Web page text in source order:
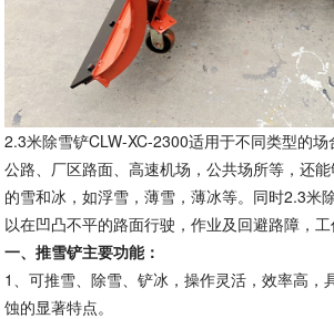
2.3米除雪铲CLW-XC-2300适用于不同类型的
公路、厂区路面、高速机场，公共场所等，还
的雪和冰，如浮雪，薄雪，薄冰等。同时2.3米
以在凹凸不平的路面行驶，作业及回避路障，工
一、推雪铲主要功能：
1、可推雪、除雪、铲冰，操作灵活，效率高，
蚀的显著特点。